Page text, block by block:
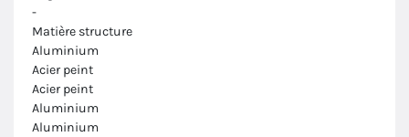
-
Matière structure
Aluminium
Acier peint
Acier peint
Aluminium
Aluminium